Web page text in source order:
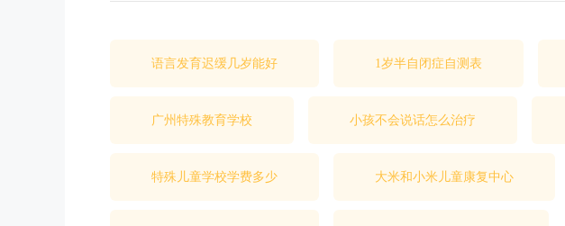
语言发育迟缓几岁能好 1岁半自闭症自测表
广州特殊教育学校 小孩不会说话怎么治疗
特殊儿童学校学费多少 大米和小米儿童康复中心